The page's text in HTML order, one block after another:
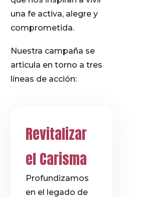
una fe activa, alegre y
comprometida.
Nuestra campaña se
articula en torno a tres
líneas de acción:
Revitalizar
el Carisma
Profundizamos
en el legado de